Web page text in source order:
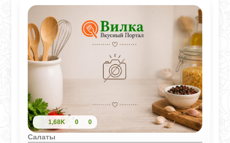
1,68K 0 0
Салаты